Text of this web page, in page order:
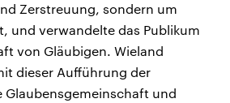
Zerstreuung, sondern um
und verwandelte das Publikum
von Gläubigen. Wieland
dieser Aufführung der
Glaubensgemeinschaft und